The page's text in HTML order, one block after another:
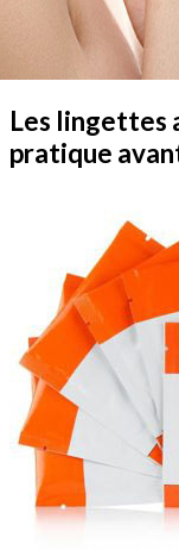
Les lingettes
pratique